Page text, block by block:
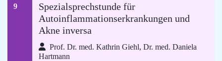
9
Spezialsprechstunde für
Autoinflammationserkrankungen und
Akne inversa
Prof. Dr. med. Kathrin Giehl, Dr. med. Daniela
Hartmann